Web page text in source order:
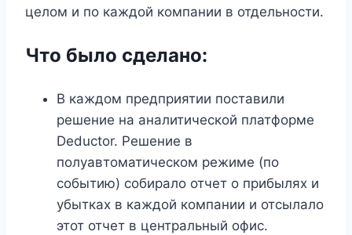
целом и по каждой компании в отдельности.
Что было сделано:
В каждом предприятии поставили
решение на аналитической платформе
Deductor. Решение в
полуавтоматическом режиме (по
событию) собирало отчет о прибылях и
убытках в каждой компании и отсылало
этот отчет в центральный офис.